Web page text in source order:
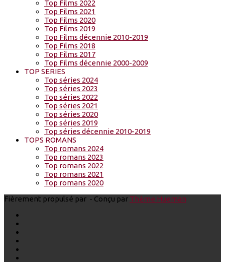
Top Films 2022
Top Films 2021
Top Films 2020
Top Films 2019
Top Films décennie 2010-2019
Top Films 2018
Top Films 2017
Top Films décennie 2000-2009
TOP SERIES
Top séries 2024
Top séries 2023
Top séries 2022
Top séries 2021
Top séries 2020
Top séries 2019
Top séries décennie 2010-2019
TOPS ROMANS
Top romans 2024
Top romans 2023
Top romans 2022
Top romans 2021
Top romans 2020
Fièrement propulsé par - Conçu par Thème Hueman